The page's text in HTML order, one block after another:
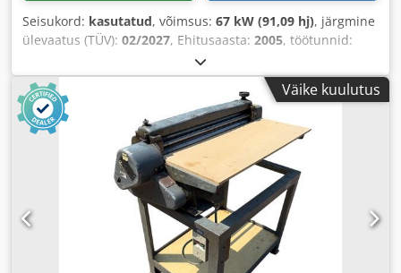
Seisukord: kasutatud, võimsus: 67 kW (91,09 hj), järgmine
ülevaatus (TÜV): 02/2027, Ehitusaasta: 2005, töötunnid:
kabiin, kliimaseade, nelikvedu
Väike kuulutus